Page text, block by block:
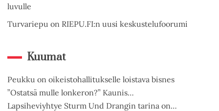
luvulle
Turvariepu on RIEPU.FI:n uusi keskustelufoorumi
Kuumat
Peukku on oikeistohallitukselle loistava bisnes
”Ostatsä mulle lonkeron?” Kaunis…
Lapsiheviyhtye Sturm Und Drangin tarina on…